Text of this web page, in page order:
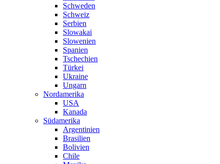
Schweden
Schweiz
Serbien
Slowakai
Slowenien
Spanien
Tschechien
Türkei
Ukraine
Ungarn
Nordamerika
USA
Kanada
Südamerika
Argentinien
Brasilien
Bolivien
Chile